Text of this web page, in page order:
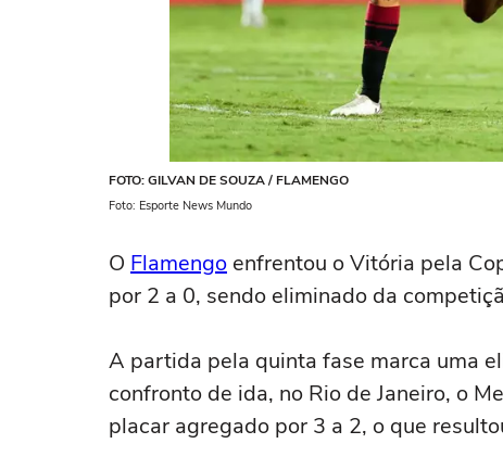
FOTO: GILVAN DE SOUZA / FLAMENGO
Foto: Esporte News Mundo
O Flamengo enfrentou o Vitória pela
por 2 a 0, sendo eliminado da
A partida pela quinta fase marca uma
confronto de ida, no Rio de Janeiro, o
placar agregado por 3 a 2, o que